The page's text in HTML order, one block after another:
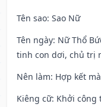
Tên sao: Sao Nữ
Tên ngày: Nữ Thổ
tinh con dơi, chủ trị
Nên làm: Hợp kết
Kiêng cữ: Khởi công